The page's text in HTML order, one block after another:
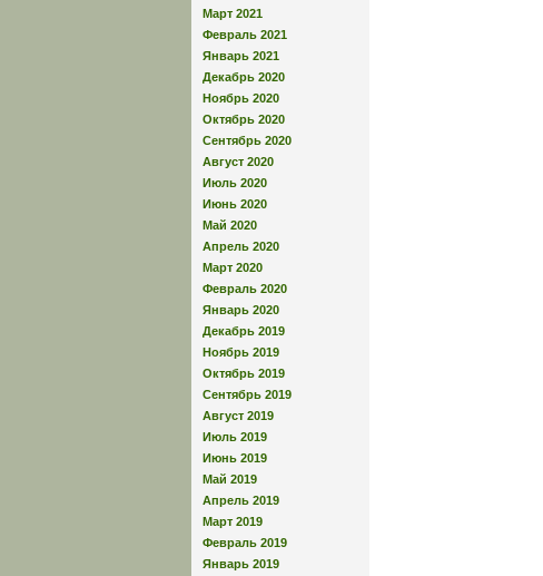
Март 2021
Февраль 2021
Январь 2021
Декабрь 2020
Ноябрь 2020
Октябрь 2020
Сентябрь 2020
Август 2020
Июль 2020
Июнь 2020
Май 2020
Апрель 2020
Март 2020
Февраль 2020
Январь 2020
Декабрь 2019
Ноябрь 2019
Октябрь 2019
Сентябрь 2019
Август 2019
Июль 2019
Июнь 2019
Май 2019
Апрель 2019
Март 2019
Февраль 2019
Январь 2019